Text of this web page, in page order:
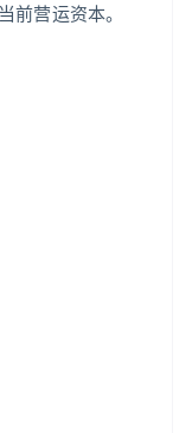
前营运资本。